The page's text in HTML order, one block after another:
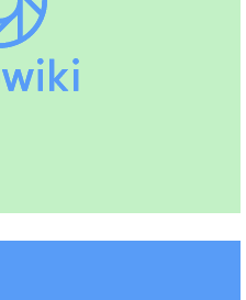
Facturatie